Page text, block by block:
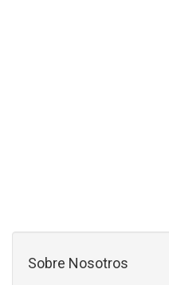
Sobre Nosotros